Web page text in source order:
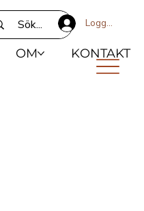
OM KONTAKT
Logga in